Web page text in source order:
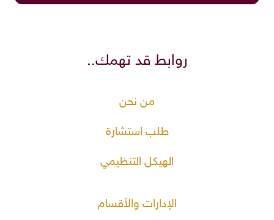
روابط قد تهمك..
من نحن
طلب استشارة
الهيكل التنظيمي
الإدارات والأقسام